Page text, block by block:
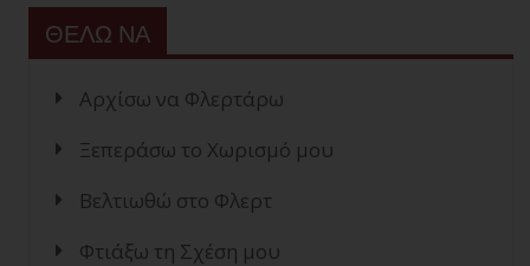
ΘΕΛΩ ΝΑ
Αρχίσω να Φλερτάρω
Ξεπεράσω το Χωρισμό μου
Βελτιωθώ στο Φλερτ
Φτιάξω τη Σχέση μου